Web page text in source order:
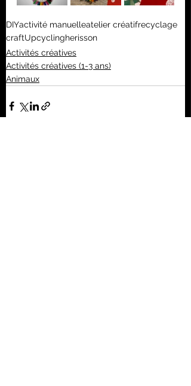
DIYactivité manuelleatelier créatifrecyclage
craftUpcyclingherisson
Activités créatives
Activités créatives (1-3 ans)
Animaux